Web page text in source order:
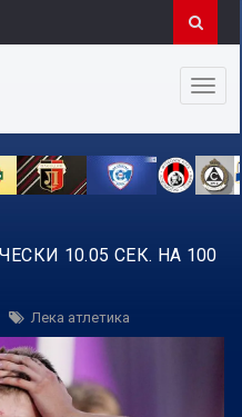
10.05 СЕК. НА 100
Лека атлетика